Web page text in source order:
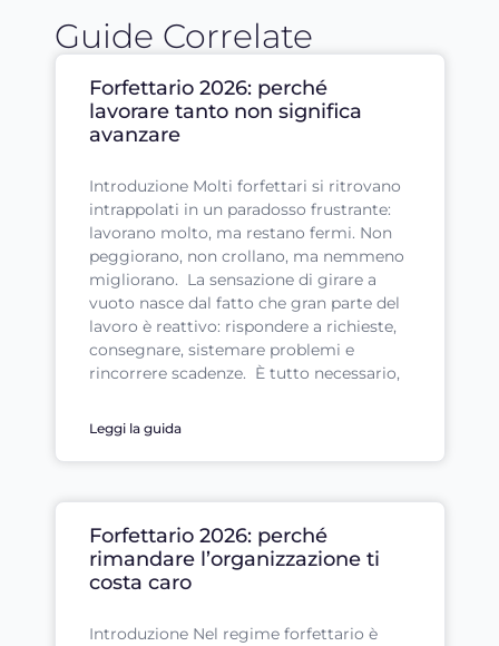
Guide Correlate
Forfettario 2026: perché
lavorare tanto non significa
avanzare
Introduzione Molti forfettari si ritrovano
intrappolati in un paradosso frustrante:
lavorano molto, ma restano fermi. Non
peggiorano, non crollano, ma nemmeno
migliorano. La sensazione di girare a
vuoto nasce dal fatto che gran parte del
lavoro è reattivo: rispondere a richieste,
consegnare, sistemare problemi e
rincorrere scadenze. È tutto necessario,
Leggi la guida
Forfettario 2026: perché
rimandare l’organizzazione ti
costa caro
Introduzione Nel regime forfettario è